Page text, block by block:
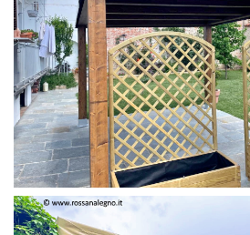
PERGOLA 4 X 3 COLOR MIRTO